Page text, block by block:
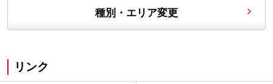
種別・エリア変更
リンク